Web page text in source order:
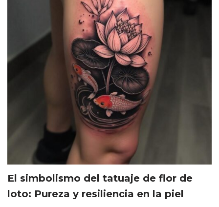
El simbolismo del tatuaje de flor de
loto: Pureza y resiliencia en la piel